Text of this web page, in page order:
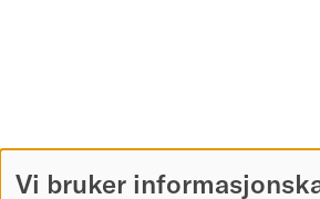
Vi bruker